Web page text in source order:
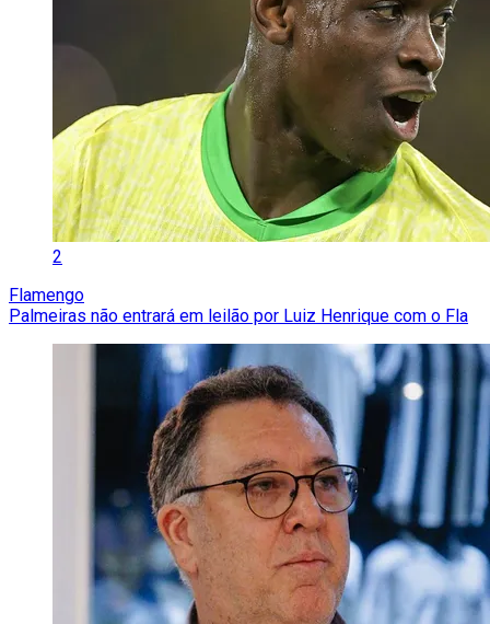
2
Flamengo
Palmeiras não entrará em leilão por Luiz Henrique com o Fla